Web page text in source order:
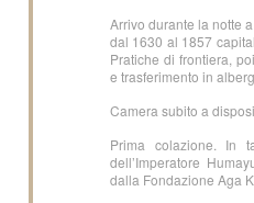
Arrivo durante la notte
dal 1630 al 1857
Pratiche di frontiera,
e trasferimento in
Camera subito a
Prima colazione. In
dell’Imperatore
dalla Fondazione Aga